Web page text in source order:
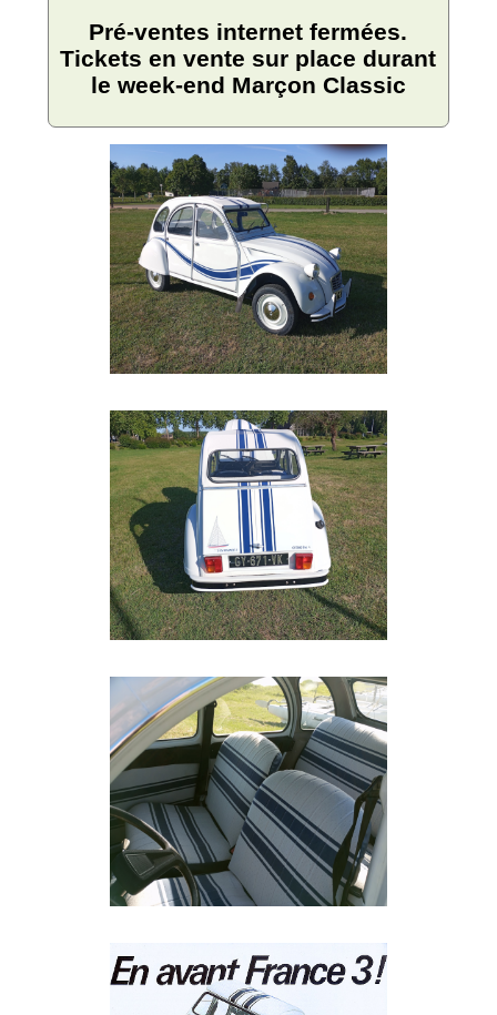
Pré-ventes internet fermées.
Tickets en vente sur place durant
le week-end Marçon Classic